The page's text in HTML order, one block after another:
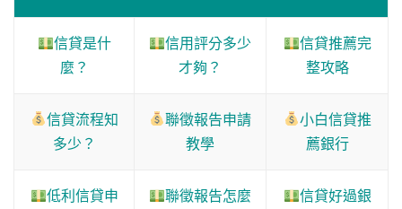
信貸是什
麼？
信用評分多少
才夠？
信貸推薦完
整攻略
信貸流程知
多少？
聯徵報告申請
教學
小白信貸推
薦銀行
低利信貸申
聯徵報告怎麼
信貸好過銀